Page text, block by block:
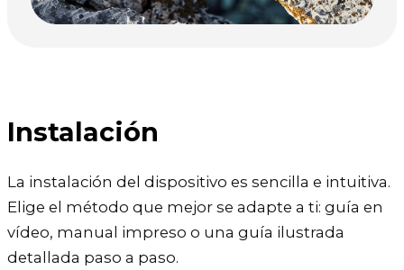
Instalación
La instalación del dispositivo es sencilla e intuitiva.
Elige el método que mejor se adapte a ti: guía en
vídeo, manual impreso o una guía ilustrada
detallada paso a paso.